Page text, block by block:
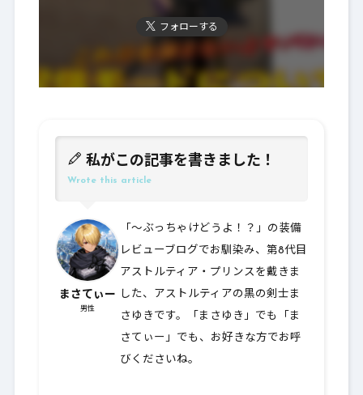
フォローする
私がこの記事を書きました！
Wrote this article
まさてぃー
男性
「～ぶっちゃけどうよ！？」の装備
レビューブログでお馴染み、第8代目
アストルティア・プリンスを戴きま
した、アストルティアの黒の剣士ま
さゆきです。「まさゆき」でも「ま
さてぃー」でも、お好きな方でお呼
びくださいね。